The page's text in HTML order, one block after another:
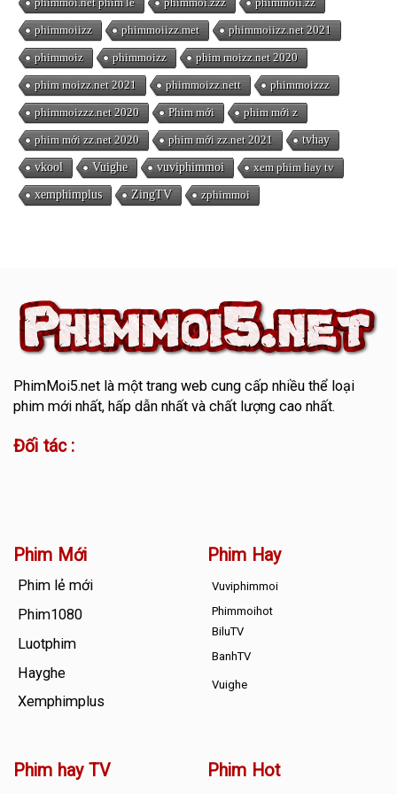
phimmoiizz phimmoiizz.met phimmoiizz.net 2021
phimmoiz phimmoizz phim moizz.net 2020
phim moizz.net 2021 phimmoizz.nett phimmoizzz
phimmoizzz.net 2020 Phim mới phim mới z
phim mới zz.net 2020 phim mới zz.net 2021 tvhay
vkool Vuighe vuviphimmoi xem phim hay tv
xemphimplus ZingTV zphimmoi
PhimMoi5.netlà một trang web cung cấp nhiều thể loại
phim mới nhất, hấp dẫn nhất và chất lượng cao nhất.
Đối tác :
Phim Mới
Phim lẻ mới
Phim1080
Luotphim
Hayghe
Xemphimplus
Phim Hay
Vuviphimmoi
Phimmoihot
BiluTV
BanhTV
Vuighe
Phim hay TV Phim Hot